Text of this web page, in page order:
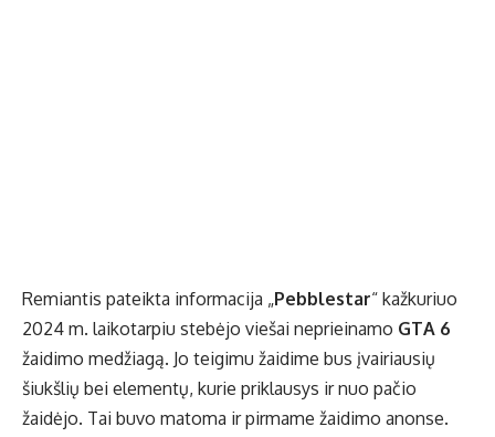
Remiantis pateikta informacija „Pebblestar“ kažkuriuo
2024 m. laikotarpiu stebėjo viešai neprieinamo GTA 6
žaidimo medžiagą. Jo teigimu žaidime bus įvairiausių
šiukšlių bei elementų, kurie priklausys ir nuo pačio
žaidėjo. Tai buvo matoma ir pirmame žaidimo anonse.